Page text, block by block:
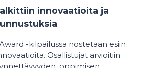
innovaatioita ja
-kilpailussa nostetaan esiin
Osallistujat arvioitiin